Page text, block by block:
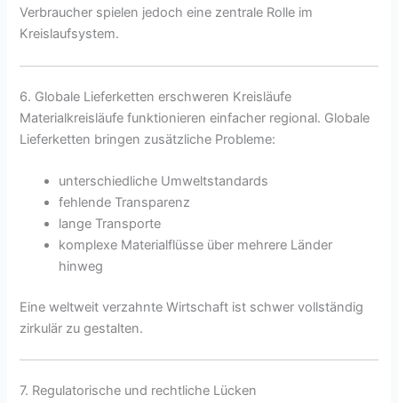
Verbraucher spielen jedoch eine zentrale Rolle im
Kreislaufsystem.
6. Globale Lieferketten erschweren Kreisläufe
Materialkreisläufe funktionieren einfacher regional. Globale
Lieferketten bringen zusätzliche Probleme:
unterschiedliche Umweltstandards
fehlende Transparenz
lange Transporte
komplexe Materialflüsse über mehrere Länder
hinweg
Eine weltweit verzahnte Wirtschaft ist schwer vollständig
zirkulär zu gestalten.
7. Regulatorische und rechtliche Lücken